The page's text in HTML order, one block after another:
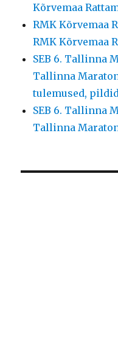
Kõrvemaa
RMK Kõrvemaa
RMK Kõrvemaa
SEB 6. Tallinna
Tallinna
tulemused,
SEB 6. Tallinna
Tallinna